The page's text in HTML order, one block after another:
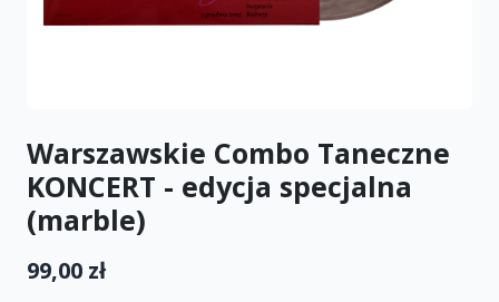
Warszawskie Combo Taneczne
KONCERT - edycja specjalna
(marble)
99,00 zł